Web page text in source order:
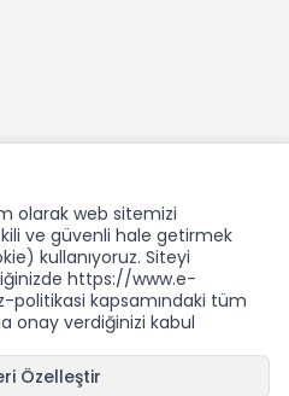
A.Ş.'nin Tescilli Bir Markasıdır
olarak web sitemizi
ve güvenli hale getirmek
kullanıyoruz. Siteyi
https://www.e-
kapsamındaki tüm
onay verdiğinizi kabul
Özelleştir